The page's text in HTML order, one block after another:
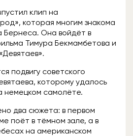
клип на
которая многим знакома
Бернеса. Она войдёт в
Тимура Бекмамбетова и
подвигу советского
которому удалось
немецком самолёте.
два сюжета: в первом
поёт в тёмном зале, а в
на американском